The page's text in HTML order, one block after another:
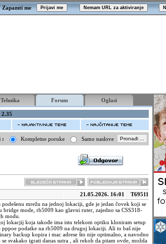
Zapamti me
Tehnika Forum Oglasi
: Kompletne poruke
Samo naslove
21.05.2026. 16:01 T69511
mrežu na jednoj lokaciji, gde je jedan čovek koji se
mode, rb5009 kao glavni ruter, zajedno sa CSS318-
modu.
lokacjij koja takođe ima istu telekom optiku kloniram setup
podatke na rb5009 na drugoj lokaciji. Ali to baš nije
backup kopira i mac adrese što nije optimalno, a navodno
svakako igrati danas sutra , ali rekoh da pitam ovde, možda